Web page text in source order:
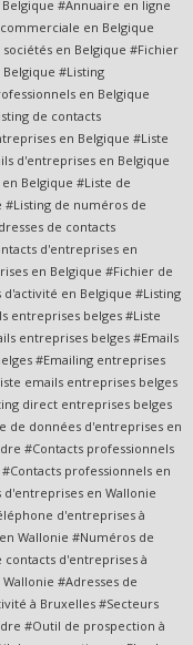
#Annuaire en ligne
en Belgique
en Belgique #Fichier
#Listing
en Belgique
de contacts
en Belgique #Liste
d'entreprises en Belgique
Belgique #Liste de
de numéros de
de contacts
d'entreprises en
en Belgique #Fichier de
en Belgique #Listing
entreprises belges #Liste
entreprises belges #Emails
#Emailing entreprises
emails entreprises belges
direct entreprises belges
de données d'entreprises en
#Contacts professionnels
professionnels en
d'entreprises en Wallonie
d'entreprises à
Wallonie #Numéros de
d'entreprises à
#Adresses de
à Bruxelles #Secteurs
#Outil de prospection à